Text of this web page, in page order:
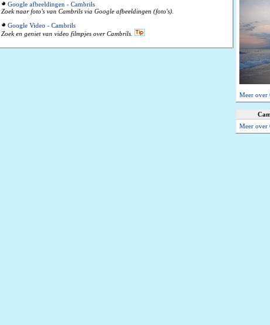
Google afbeeldingen - Cambrils
Zoek naar foto's van Cambrils via Google afbeeldingen (foto's).
Google Video - Cambrils
Zoek en geniet van video filmpjes over Cambrils.
Meer over
Meer over